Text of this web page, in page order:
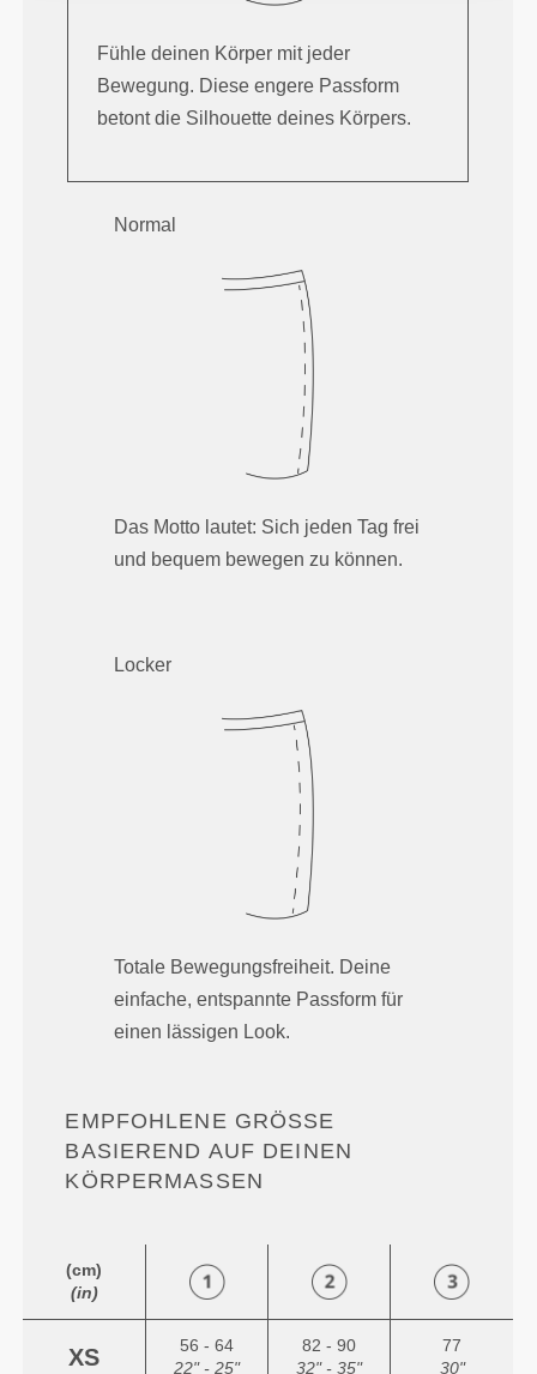
Fühle deinen Körper mit jeder
Bewegung. Diese engere Passform
betont die Silhouette deines Körpers.
Normal
Das Motto lautet: Sich jeden Tag frei
und bequem bewegen zu können.
Locker
Totale Bewegungsfreiheit. Deine
einfache, entspannte Passform für
einen lässigen Look.
EMPFOHLENE GRÖSSE B
ASIEREND AUF DEINEN K
ÖRPERMASSEN
(cm)
(in)
XS
56 - 64
22" - 25"
82 - 90
32" - 35"
77
30"